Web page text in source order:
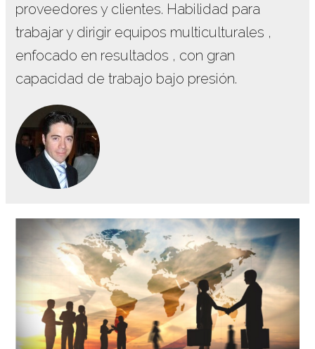
proveedores y clientes. Habilidad para
trabajar y dirigir equipos multiculturales ,
enfocado en resultados , con gran
capacidad de trabajo bajo presión.